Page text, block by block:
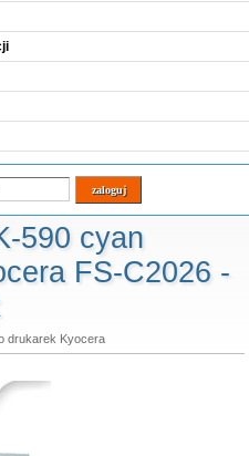
590 cyan
FS-C2026 -
drukarek Kyocera